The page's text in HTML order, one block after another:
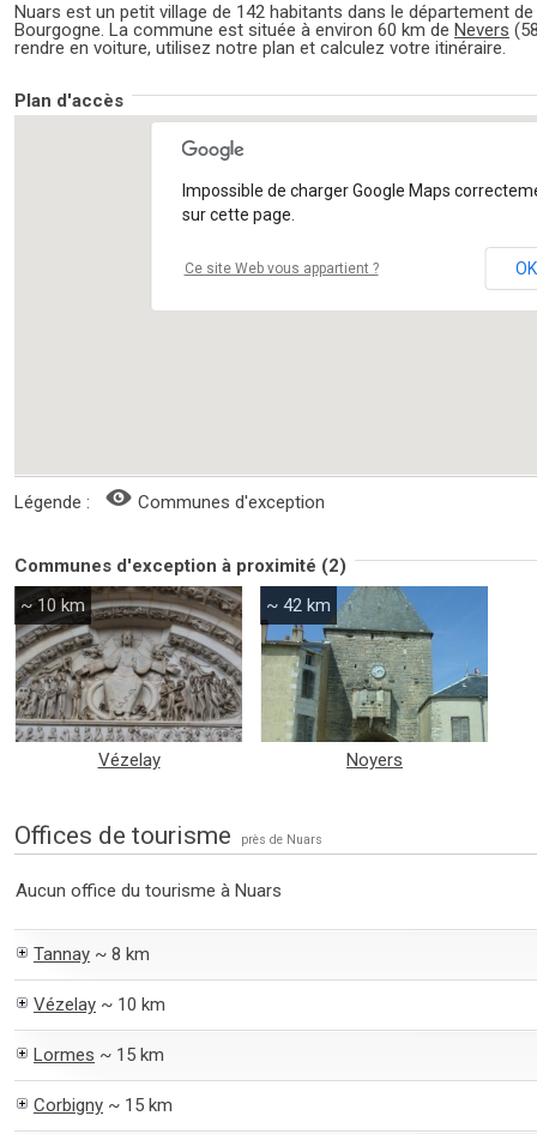
Nuars est un petit village de 142 habitants dans le département
Bourgogne. La commune est située à environ 60 km de Nevers
rendre en voiture, utilisez notre plan et calculez votre itinéraire.
Plan d'accès
Impossible de charger Google Maps
sur cette page.
Ce site Web vous appartient ? OK
Légende : Communes d'exception
Communes d'exception à proximité (2)
Vézelay
~ 10 km
Noyers
~ 42 km
Offices de tourisme près de Nuars
Aucun office du tourisme à Nuars
Tannay ~ 8 km
Vézelay ~ 10 km
Lormes ~ 15 km
Corbigny ~ 15 km